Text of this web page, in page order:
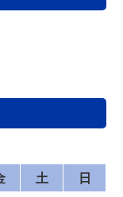
土
日